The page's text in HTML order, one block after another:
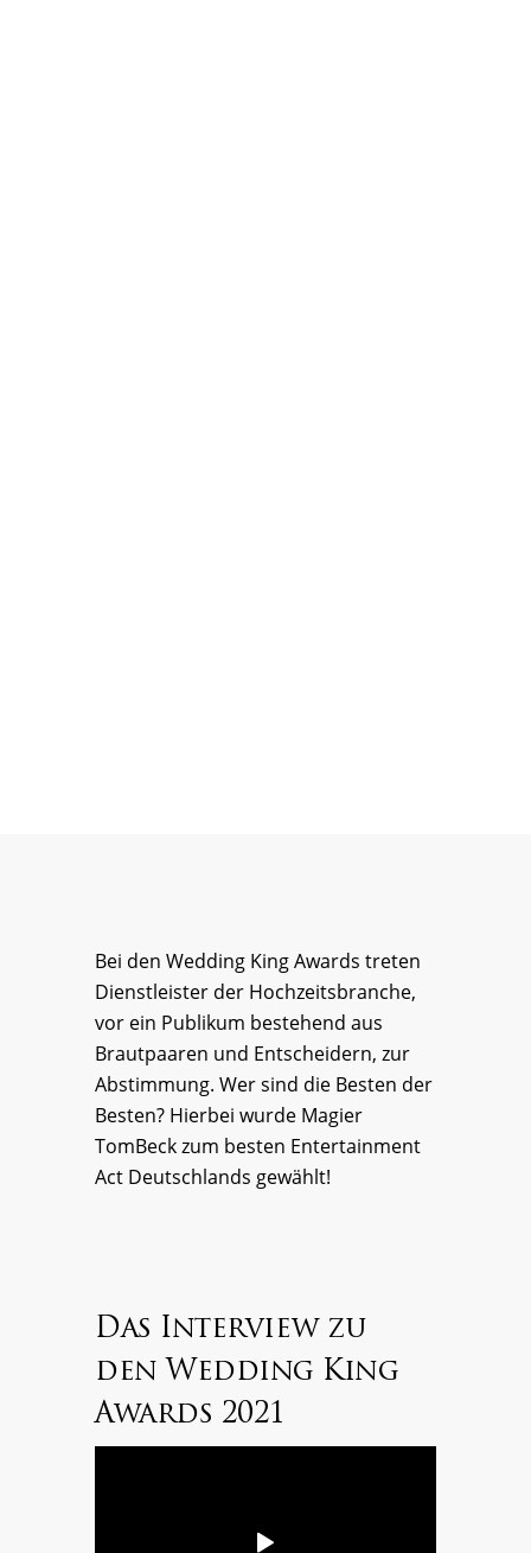
Bei den Wedding King Awards treten
Dienstleister der Hochzeitsbranche,
vor ein Publikum bestehend aus
Brautpaaren und Entscheidern, zur
Abstimmung. Wer sind die Besten der
Besten? Hierbei wurde Magier
TomBeck zum besten Entertainment
Act Deutschlands gewählt!
Das Interview zu
den Wedding King
Awards 2021